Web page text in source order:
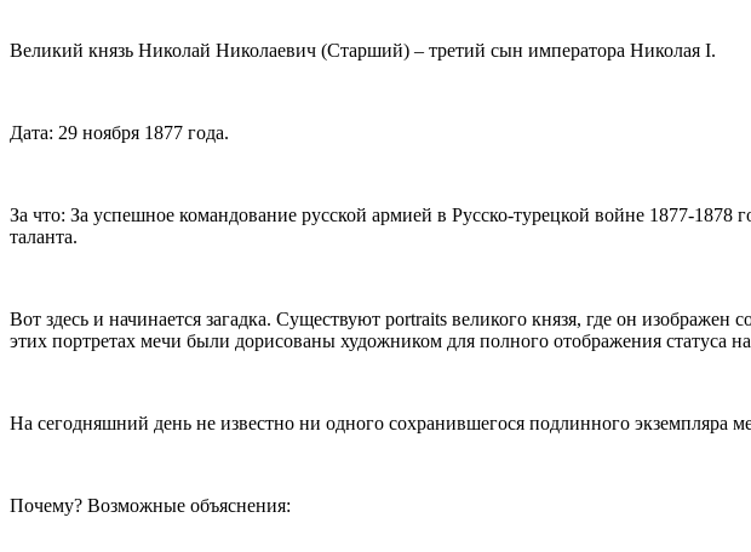
Великий князь Николай Николаевич (Старший) – третий сын императора Николая I.
Дата: 29 ноября 1877 года.
За что: За успешное командование русской армией в Русско-турецкой войне 1877-
таланта.
Вот здесь и начинается загадка. Существуют portraits великого князя, где он
этих портретах мечи были дорисованы художником для полного отображения статуса
На сегодняшний день не известно ни одного сохранившегося подлинного экземпляра
Почему? Возможные объяснения: